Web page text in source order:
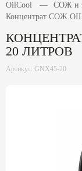
OilCool
СОЖ и
Концентрат СОЖ
20 ЛИТРОВ
Артикул: GNX45-20